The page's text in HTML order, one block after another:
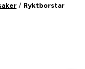
Ryktborstar